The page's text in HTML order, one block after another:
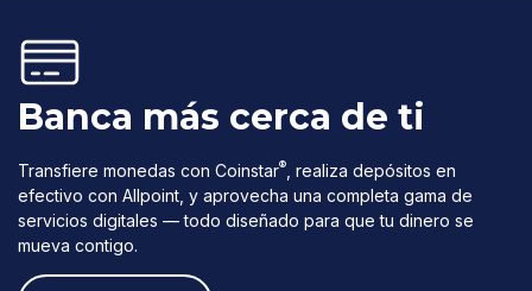
Banca más cerca de ti
Transfiere monedas con Coinstar®
, realiza depósitos en
efectivo con Allpoint, y aprovecha una completa gama de
servicios digitales — todo diseñado para que tu dinero se
mueva contigo.